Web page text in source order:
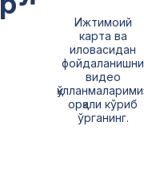
Ижтимоий
карта ва
иловасидан
фойдаланишни
видео
орқали кўриб
ўрганинг.